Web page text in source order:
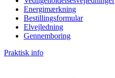
Energimærkning
Bestillingsformular
Elvejledning
Gennemboring
Praktisk info